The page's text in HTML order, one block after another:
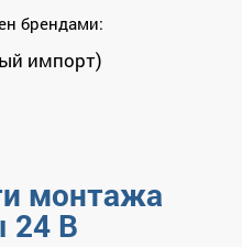
брендами:
импорт)
монтажа
24 В